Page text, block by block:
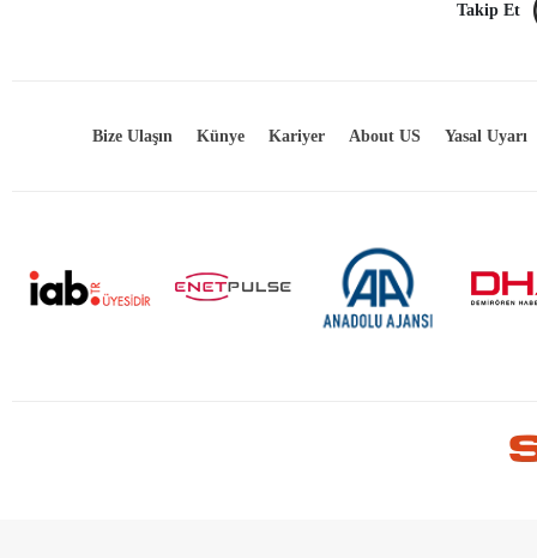
Takip Et
Bize Ulaşın Künye Kariyer About US Yasal Uyarı